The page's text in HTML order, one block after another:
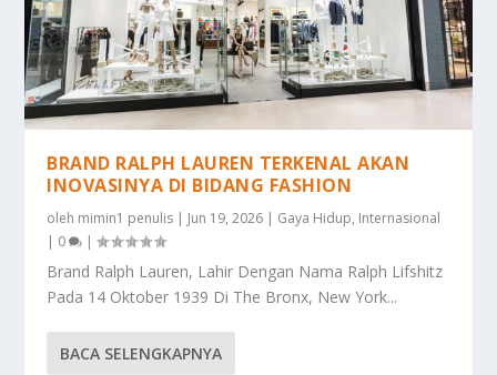
BRAND RALPH LAUREN TERKENAL AKAN
INOVASINYA DI BIDANG FASHION
oleh mimin1 penulis | Jun 19, 2026 | Gaya Hidup, Internasional
| 0 |
Brand Ralph Lauren, Lahir Dengan Nama Ralph Lifshitz
Pada 14 Oktober 1939 Di The Bronx, New York...
BACA SELENGKAPNYA